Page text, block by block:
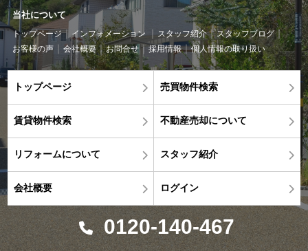
当社について
トップページ インフォメーション スタッフ紹介
スタッフブログ
お客様の声
会社概要 お問合せ 採用情報 個人情報の取り扱い
トップページ 売買物件検索
賃貸物件検索 不動産売却について
リフォームについて スタッフ紹介
会社概要 ログイン
0120-140-467